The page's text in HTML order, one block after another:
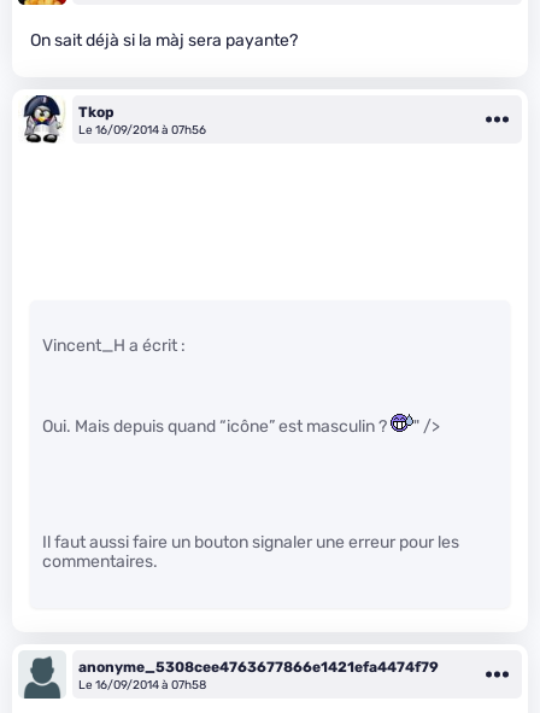
On sait déjà si la màj sera payante?
Tkop
Le 16/09/2014 à 07h56
Vincent_H a écrit :
Oui. Mais depuis quand “icône” est masculin ? " />
Il faut aussi faire un bouton signaler une erreur pour les
commentaires.
anonyme_5308cee4763677866e1421efa4474f79
Le 16/09/2014 à 07h58